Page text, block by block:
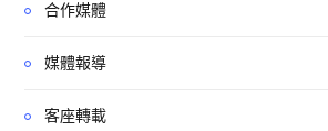
合作媒體
媒體報導
客座轉載